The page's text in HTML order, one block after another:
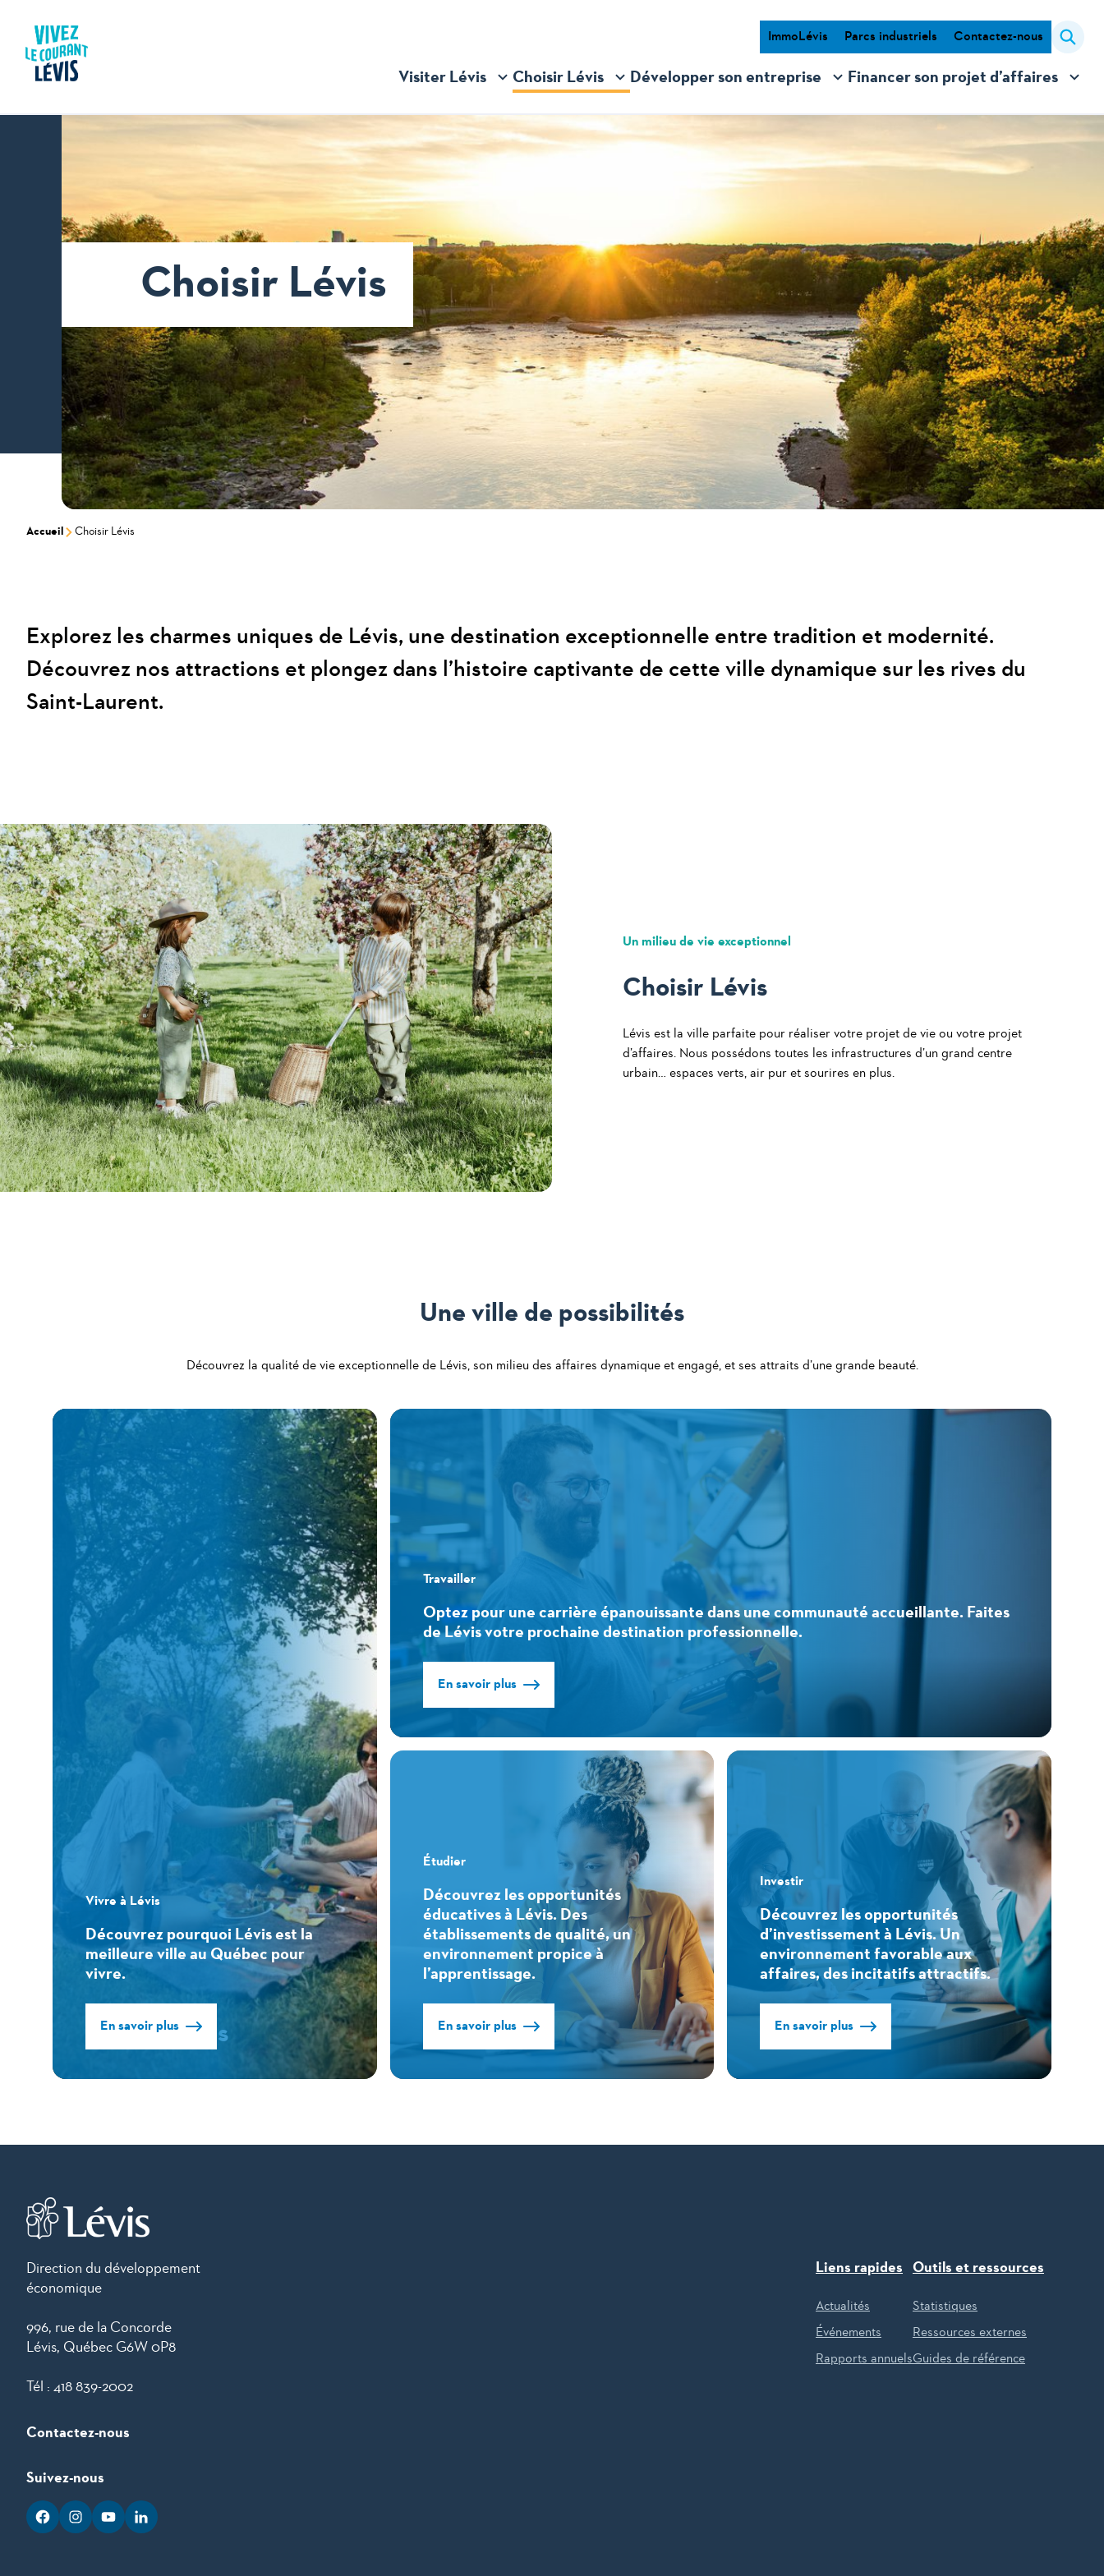
contenuRechercher ImmoLévis Parcs industriels Contactez-nous
Visiter Lévis
le
sous-
menu
Choisir Lévis
Ouvrir/Fermer
le
sous-
Développer son entreprise
Ouvrir/Fermer
le
sous-
Financer son projet d’affaires
Ouvrir/Fermer
le
menu
Choisir Lévis
Accueil Choisir Lévis
Explorez les charmes uniques de Lévis, une destination exceptionnelle entre tradition et modernité.
Découvrez nos attractions et plongez dans l’histoire captivante de cette ville dynamique sur les rives du
Saint-Laurent.
Un milieu de vie exceptionnel
Choisir Lévis
Lévis est la ville parfaite pour réaliser votre projet de vie ou votre projet
d’affaires. Nous possédons toutes les infrastructures d’un grand centre
urbain… espaces verts, air pur et sourires en plus.
Une ville de possibilités
Découvrez la qualité de vie exceptionnelle de Lévis, son milieu des affaires dynamique et engagé, et ses attraits d’une grande beauté.
Vivre à Lévis
Vivre à Lévis
Découvrez pourquoi Lévis est la
meilleure ville au Québec pour
vivre.
En savoir plus
Travailler
Travailler
Optez pour une carrière épanouissante dans une communauté accueillante. Faites
de Lévis votre prochaine destination professionnelle.
En savoir plus
Étudier
Étudier
Découvrez les opportunités
éducatives à Lévis. Des
établissements de qualité, un
environnement propice à
l’apprentissage.
En savoir plus Investir
Investir
Découvrez les opportunités
d’investissement à Lévis. Un
environnement favorable aux
affaires, des incitatifs attractifs.
En savoir plus
Direction du développement
économique
996, rue de la Concorde
Lévis, Québec G6W 0P8
Tél : 418 839-2002
Contactez-nous
Suivez-nous
facebookgoogleplusgoogleplusgoogleplus
Liens rapides
Actualités
Événements
Rapports annuels
Outils et ressources
Statistiques
Ressources externes
Guides de référence